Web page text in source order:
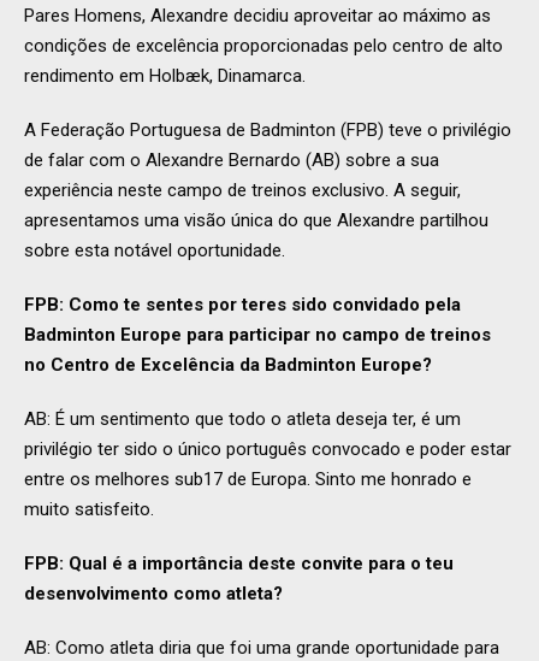
Pares Homens, Alexandre decidiu aproveitar ao máximo as
condições de excelência proporcionadas pelo centro de alto
rendimento em Holbæk, Dinamarca.
A Federação Portuguesa de Badminton (FPB) teve o privilégio
de falar com o Alexandre Bernardo (AB) sobre a sua
experiência neste campo de treinos exclusivo. A seguir,
apresentamos uma visão única do que Alexandre partilhou
sobre esta notável oportunidade.
FPB: Como te sentes por teres sido convidado pela
Badminton Europe para participar no campo de treinos
no Centro de Excelência da Badminton Europe?
AB: É um sentimento que todo o atleta deseja ter, é um
privilégio ter sido o único português convocado e poder estar
entre os melhores sub17 de Europa. Sinto me honrado e
muito satisfeito.
FPB: Qual é a importância deste convite para o teu
desenvolvimento como atleta?
AB: Como atleta diria que foi uma grande oportunidade para